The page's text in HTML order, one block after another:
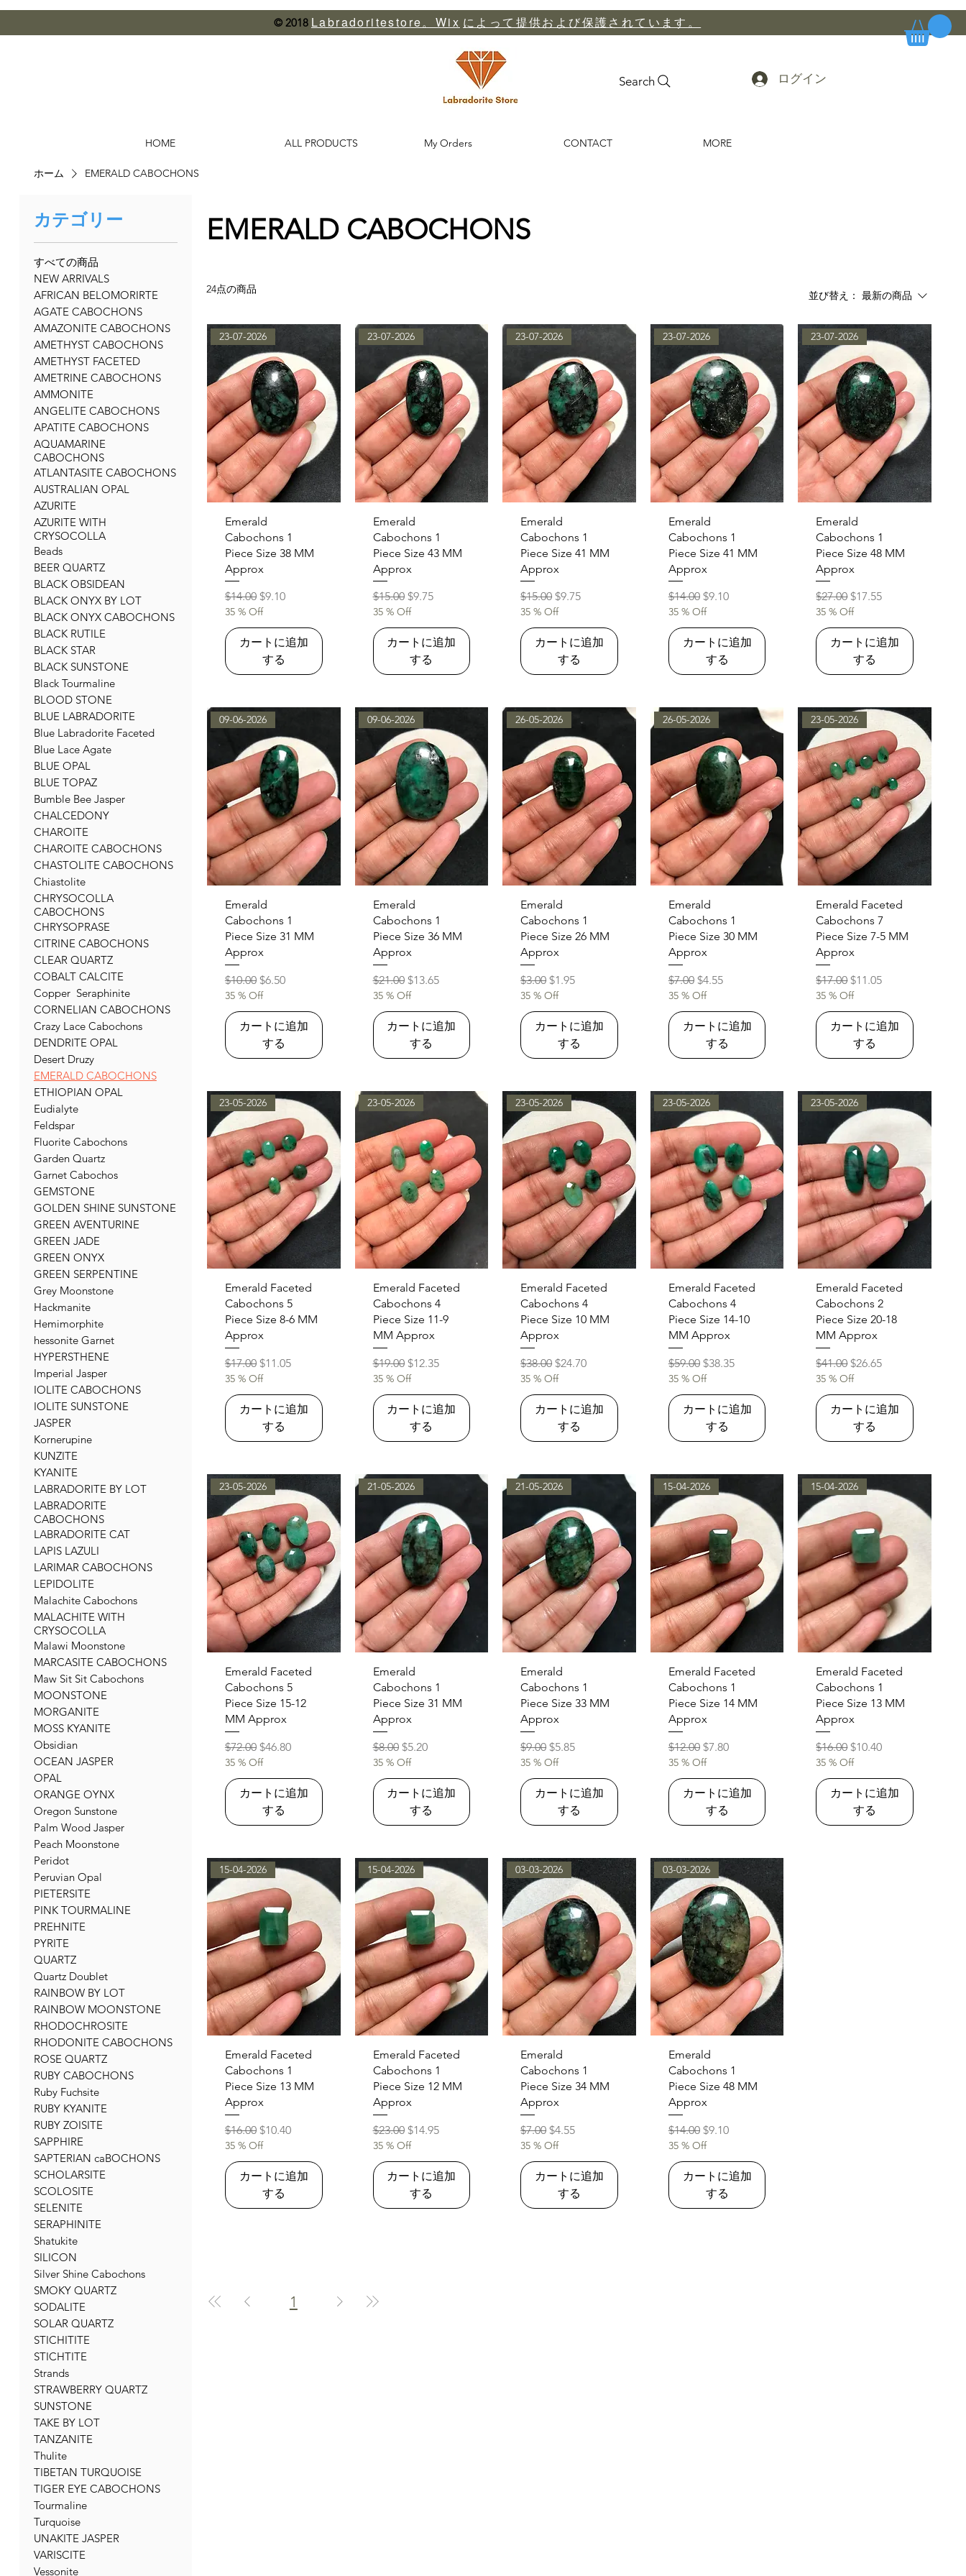
© 2018 Labradoritestore。Wix によって提供および保護されています。
Search ログイン
HOME ALL PRODUCTS My Orders CONTACT MORE
ホーム EMERALD CABOCHONS
カテゴリー
すべての商品
NEW ARRIVALS
AFRICAN BELOMORIRTE
AGATE CABOCHONS
AMAZONITE CABOCHONS
AMETHYST CABOCHONS
AMETHYST FACETED
AMETRINE CABOCHONS
AMMONITE
ANGELITE CABOCHONS
APATITE CABOCHONS
AQUAMARINE
CABOCHONS
ATLANTASITE CABOCHONS
AUSTRALIAN OPAL
AZURITE
AZURITE WITH
CRYSOCOLLA
Beads
BEER QUARTZ
BLACK OBSIDEAN
BLACK ONYX BY LOT
BLACK ONYX CABOCHONS
BLACK RUTILE
BLACK STAR
BLACK SUNSTONE
Black Tourmaline
BLOOD STONE
BLUE LABRADORITE
Blue Labradorite Faceted
Blue Lace Agate
BLUE OPAL
BLUE TOPAZ
Bumble Bee Jasper
CHALCEDONY
CHAROITE
CHAROITE CABOCHONS
CHASTOLITE CABOCHONS
Chiastolite
CHRYSOCOLLA
CABOCHONS
CHRYSOPRASE
CITRINE CABOCHONS
CLEAR QUARTZ
COBALT CALCITE
Copper Seraphinite
CORNELIAN CABOCHONS
Crazy Lace Cabochons
DENDRITE OPAL
Desert Druzy
EMERALD CABOCHONS
ETHIOPIAN OPAL
Eudialyte
Feldspar
Fluorite Cabochons
Garden Quartz
Garnet Cabochos
GEMSTONE
GOLDEN SHINE SUNSTONE
GREEN AVENTURINE
GREEN JADE
GREEN ONYX
GREEN SERPENTINE
Grey Moonstone
Hackmanite
Hemimorphite
hessonite Garnet
HYPERSTHENE
Imperial Jasper
IOLITE CABOCHONS
IOLITE SUNSTONE
JASPER
Kornerupine
KUNZITE
KYANITE
LABRADORITE BY LOT
LABRADORITE
CABOCHONS
LABRADORITE CAT
LAPIS LAZULI
LARIMAR CABOCHONS
LEPIDOLITE
Malachite Cabochons
MALACHITE WITH
CRYSOCOLLA
Malawi Moonstone
MARCASITE CABOCHONS
Maw Sit Sit Cabochons
MOONSTONE
MORGANITE
MOSS KYANITE
Obsidian
OCEAN JASPER
OPAL
ORANGE OYNX
Oregon Sunstone
Palm Wood Jasper
Peach Moonstone
Peridot
Peruvian Opal
PIETERSITE
PINK TOURMALINE
PREHNITE
PYRITE
QUARTZ
Quartz Doublet
RAINBOW BY LOT
RAINBOW MOONSTONE
RHODOCHROSITE
RHODONITE CABOCHONS
ROSE QUARTZ
RUBY CABOCHONS
Ruby Fuchsite
RUBY KYANITE
RUBY ZOISITE
SAPPHIRE
SAPTERIAN caBOCHONS
SCHOLARSITE
SCOLOSITE
SELENITE
SERAPHINITE
Shatukite
SILICON
Silver Shine Cabochons
SMOKY QUARTZ
SODALITE
SOLAR QUARTZ
STICHITITE
STICHTITE
Strands
STRAWBERRY QUARTZ
SUNSTONE
TAKE BY LOT
TANZANITE
Thulite
TIBETAN TURQUOISE
TIGER EYE CABOCHONS
Tourmaline
Turquoise
UNAKITE JASPER
VARISCITE
Vessonite
EMERALD CABOCHONS
24点の商品 並び替え： 最新の商品
クイックビュー
23-07-2026
Emerald
Cabochons 1
Piece Size 38 MM
Approx
通常価格
$14.00 セール価格
$9.10
35 % Off
カートに追加
する
クイックビュー
23-07-2026
Emerald
Cabochons 1
Piece Size 43 MM
Approx
通常価格
$15.00 セール価格
$9.75
35 % Off
カートに追加
する
クイックビュー
23-07-2026
Emerald
Cabochons 1
Piece Size 41 MM
Approx
通常価格
$15.00 セール価格
$9.75
35 % Off
カートに追加
する
クイックビュー
23-07-2026
Emerald
Cabochons 1
Piece Size 41 MM
Approx
通常価格
$14.00 セール価格
$9.10
35 % Off
カートに追加
する
クイックビュー
23-07-2026
Emerald
Cabochons 1
Piece Size 48 MM
Approx
通常価格
$27.00セール価格
$17.55
35 % Off
カートに追加
する
クイックビュー
09-06-2026
Emerald
Cabochons 1
Piece Size 31 MM
Approx
通常価格
$10.00 セール価格
$6.50
35 % Off
カートに追加
する
クイックビュー
09-06-2026
Emerald
Cabochons 1
Piece Size 36 MM
Approx
通常価格
$21.00 セール価格
$13.65
35 % Off
カートに追加
する
クイックビュー
26-05-2026
Emerald
Cabochons 1
Piece Size 26 MM
Approx
通常価格
$3.00 セール価格
$1.95
35 % Off
カートに追加
する
クイックビュー
26-05-2026
Emerald
Cabochons 1
Piece Size 30 MM
Approx
通常価格
$7.00 セール価格
$4.55
35 % Off
カートに追加
する
クイックビュー
23-05-2026
Emerald Faceted
Cabochons 7
Piece Size 7-5 MM
Approx
通常価格
$17.00 セール価格
$11.05
35 % Off
カートに追加
する
クイックビュー
23-05-2026
Emerald Faceted
Cabochons 5
Piece Size 8-6 MM
Approx
通常価格
$17.00 セール価格
$11.05
35 % Off
カートに追加
する
クイックビュー
23-05-2026
Emerald Faceted
Cabochons 4
Piece Size 11-9
MM Approx
通常価格
$19.00 セール価格
$12.35
35 % Off
カートに追加
する
クイックビュー
23-05-2026
Emerald Faceted
Cabochons 4
Piece Size 10 MM
Approx
通常価格
$38.00 セール価格
$24.70
35 % Off
カートに追加
する
クイックビュー
23-05-2026
Emerald Faceted
Cabochons 4
Piece Size 14-10
MM Approx
通常価格
$59.00 セール価格
$38.35
35 % Off
カートに追加
する
クイックビュー
23-05-2026
Emerald Faceted
Cabochons 2
Piece Size 20-18
MM Approx
通常価格
$41.00セール価格
$26.65
35 % Off
カートに追加
する
クイックビュー
23-05-2026
Emerald Faceted
Cabochons 5
Piece Size 15-12
MM Approx
通常価格
$72.00 セール価格
$46.80
35 % Off
カートに追加
する
クイックビュー
21-05-2026
Emerald
Cabochons 1
Piece Size 31 MM
Approx
通常価格
$8.00 セール価格
$5.20
35 % Off
カートに追加
する
クイックビュー
21-05-2026
Emerald
Cabochons 1
Piece Size 33 MM
Approx
通常価格
$9.00 セール価格
$5.85
35 % Off
カートに追加
する
クイックビュー
15-04-2026
Emerald Faceted
Cabochons 1
Piece Size 14 MM
Approx
通常価格
$12.00 セール価格
$7.80
35 % Off
カートに追加
する
クイックビュー
15-04-2026
Emerald Faceted
Cabochons 1
Piece Size 13 MM
Approx
通常価格
$16.00 セール価格
$10.40
35 % Off
カートに追加
する
クイックビュー
15-04-2026
Emerald Faceted
Cabochons 1
Piece Size 13 MM
Approx
通常価格
$16.00 セール価格
$10.40
35 % Off
カートに追加
する
クイックビュー
15-04-2026
Emerald Faceted
Cabochons 1
Piece Size 12 MM
Approx
通常価格
$23.00 セール価格
$14.95
35 % Off
カートに追加
する
クイックビュー
03-03-2026
Emerald
Cabochons 1
Piece Size 34 MM
Approx
通常価格
$7.00 セール価格
$4.55
35 % Off
カートに追加
する
クイックビュー
03-03-2026
Emerald
Cabochons 1
Piece Size 48 MM
Approx
通常価格
$14.00 セール価格
$9.10
35 % Off
カートに追加
する
1